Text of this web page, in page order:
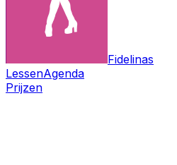
Fidelinas
LessenAgenda
Prijzen